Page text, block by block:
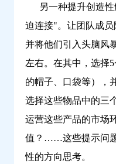
另一种提升创造性
迫连接"。让团队成员
并将他们引入头脑风
左右。在其中，选择
的帽子、口袋等），
选择这些物品中的三
运营这些产品的市场
值？……这些提示问
性的方向思考。